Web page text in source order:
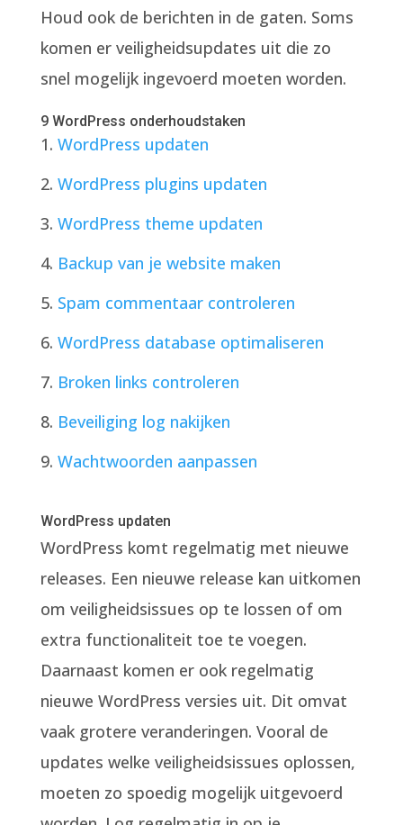
Houd ook de berichten in de gaten. Soms
komen er veiligheidsupdates uit die zo
snel mogelijk ingevoerd moeten worden.
9 WordPress onderhoudstaken
WordPress updaten
WordPress plugins updaten
WordPress theme updaten
Backup van je website maken
Spam commentaar controleren
WordPress database optimaliseren
Broken links controleren
Beveiliging log nakijken
Wachtwoorden aanpassen
WordPress updaten
WordPress komt regelmatig met nieuwe
releases. Een nieuwe release kan uitkomen
om veiligheidsissues op te lossen of om
extra functionaliteit toe te voegen.
Daarnaast komen er ook regelmatig
nieuwe WordPress versies uit. Dit omvat
vaak grotere veranderingen. Vooral de
updates welke veiligheidsissues oplossen,
moeten zo spoedig mogelijk uitgevoerd